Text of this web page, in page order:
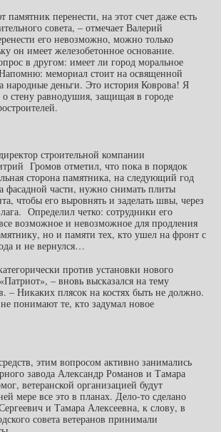
памятник перенести, на этот счет даже есть
совета, – отмечает Валерий
его невозможно, можно только
он имеет железобетонное основание.
в другом: имеет ли город моральное
Напомню: мемориал стоит на освященной
народные деньги. Это история Коврова! Я
стену равнодушия, защищая в городе
строительной компании
Громов отметил, что пока в порядок
сторона памятника, на следующий год
фасадной части, нужно снимать плиты
чтобы его выровнять и заделать швы, через
Определил четко: сотрудники его
возможное и невозможное для продления
но и памяти тех, кто ушел на фронт с
и не вернулся…
против установки нового
– вновь высказался на тему
– Никаких плясок на костях быть не должно.
понимают те, кто задумал новое
этим вопросом активно занимались
завода Александр Романов и Тамара
ветеранской организацией будут
мере все это в планах. Дело-то сделано
и Тамара Алексеевна, к слову, в
совета ветеранов принимали